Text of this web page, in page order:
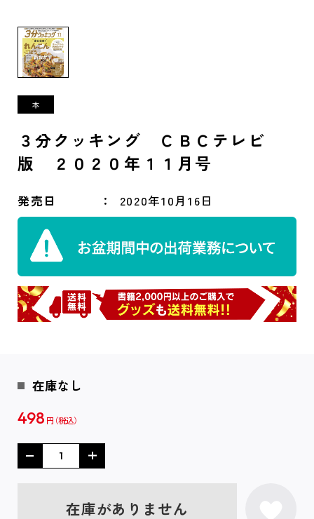
３分クッキング ＣＢＣテレビ
版 ２０２０年１１月号
発売日 2020年10月16日
在庫なし
498 円
在庫がありません